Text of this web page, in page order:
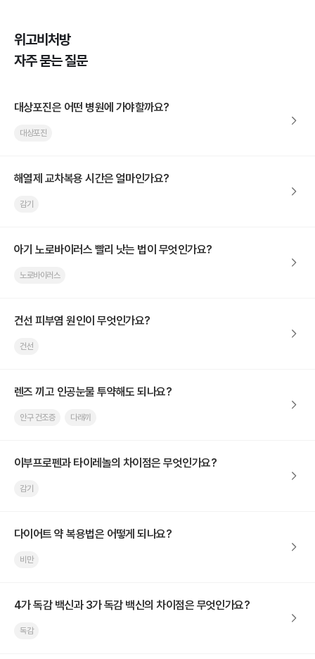
위고비처방
자주 묻는 질문
대상포진은 어떤 병원에 가야할까요?
대상포진
해열제 교차복용 시간은 얼마인가요?
감기
아기 노로바이러스 빨리 낫는 법이 무엇인가요?
노로바이러스
건선 피부염 원인이 무엇인가요?
건선
렌즈 끼고 인공눈물 투약해도 되나요?
안구 건조증 다래끼
이부프로펜과 타이레놀의 차이점은 무엇인가요?
감기
다이어트 약 복용법은 어떻게 되나요?
비만
4가 독감 백신과 3가 독감 백신의 차이점은 무엇인가요?
독감